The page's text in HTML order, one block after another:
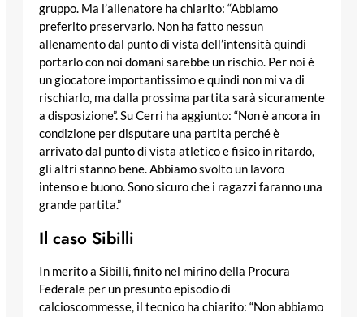
gruppo. Ma l’allenatore ha chiarito: “Abbiamo
preferito preservarlo. Non ha fatto nessun
allenamento dal punto di vista dell’intensità quindi
portarlo con noi domani sarebbe un rischio. Per noi è
un giocatore importantissimo e quindi non mi va di
rischiarlo, ma dalla prossima partita sarà sicuramente
a disposizione”. Su Cerri ha aggiunto: “Non è ancora in
condizione per disputare una partita perché è
arrivato dal punto di vista atletico e fisico in ritardo,
gli altri stanno bene. Abbiamo svolto un lavoro
intenso e buono. Sono sicuro che i ragazzi faranno una
grande partita.”
Il caso Sibilli
In merito a Sibilli, finito nel mirino della Procura
Federale per un presunto episodio di
calcioscommesse, il tecnico ha chiarito: “Non abbiamo